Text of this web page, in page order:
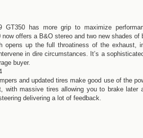
has more grip to maximize
offers a B&O stereo and two new shades of
opens up the full throatiness of the exhaust,
in dire circumstances. It’s a
buyer.
and updated tires make good use of the
with massive tires allowing you to brake later
delivering a lot of feedback.